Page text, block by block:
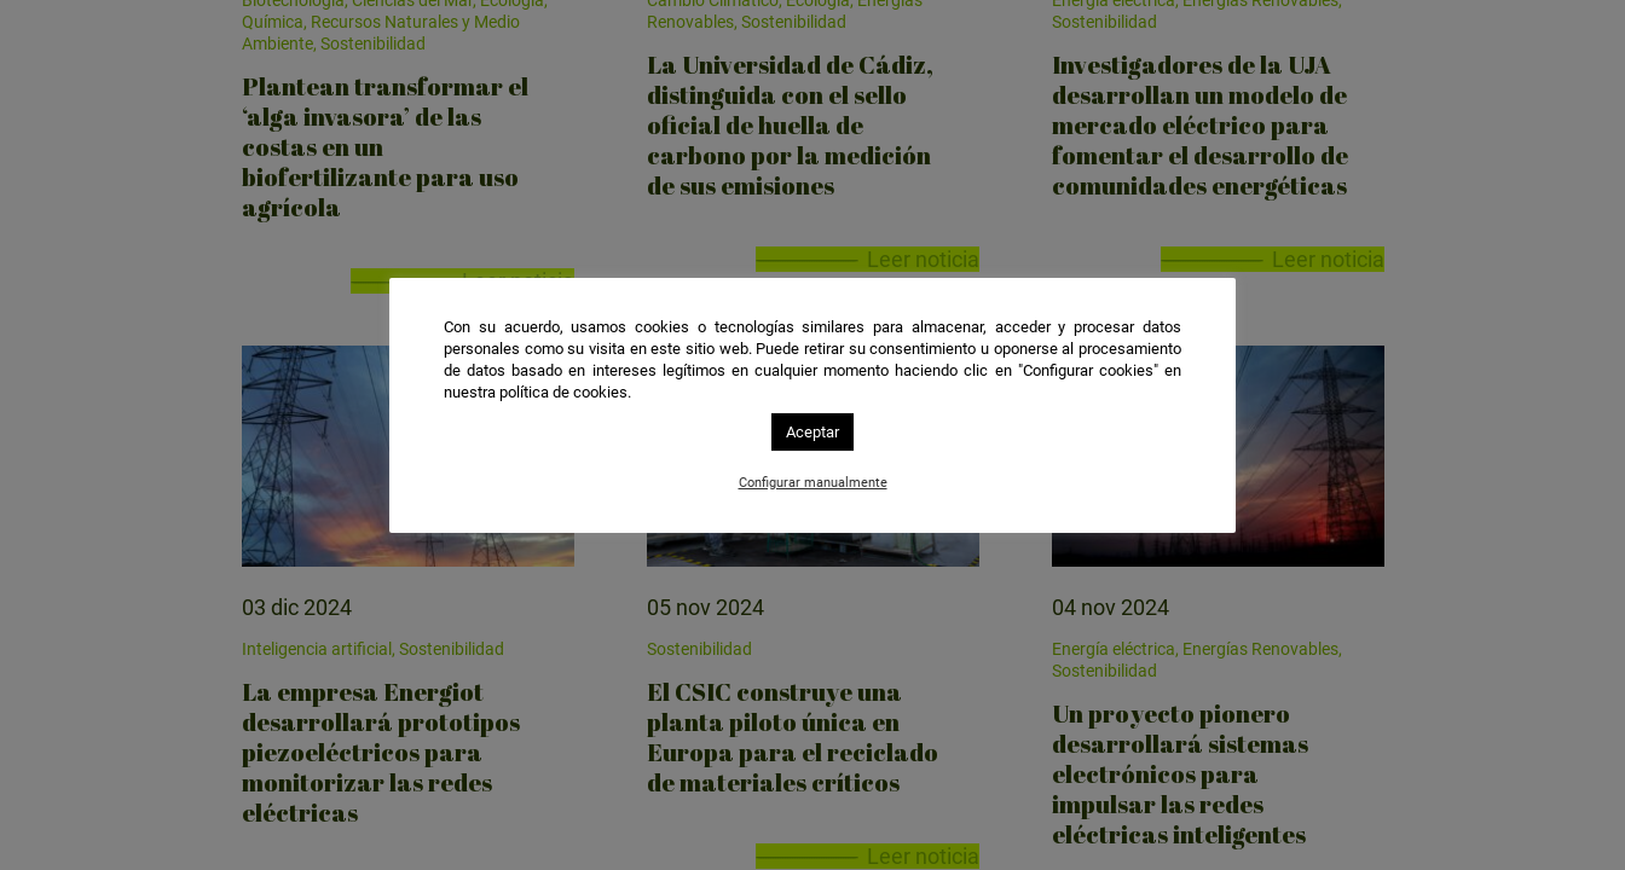
Química, Recursos Naturales y Medio
Ambiente, Sostenibilidad
Plantean transformar el
‘alga invasora’ de las
costas en un
biofertilizante para uso
agrícola
Leer noticia
Renovables, Sostenibilidad
La Universidad de Cádiz,
distinguida con el sello
oficial de huella de
carbono por la medición
de sus emisiones
Leer noticia
Sostenibilidad
Investigadores de la UJA
desarrollan un modelo de
mercado eléctrico para
fomentar el desarrollo de
comunidades energéticas
Leer noticia
03 dic 2024
Inteligencia artificial, Sostenibilidad
La empresa Energiot
desarrollará prototipos
piezoeléctricos para
monitorizar las redes
eléctricas
05 nov 2024
Sostenibilidad
El CSIC construye una
planta piloto única en
Europa para el reciclado
de materiales críticos
Leer noticia
04 nov 2024
Energía eléctrica, Energías Renovables,
Sostenibilidad
Un proyecto pionero
desarrollará sistemas
electrónicos para
impulsar las redes
eléctricas inteligentes
Con su acuerdo, usamos cookies o tecnologías similares para almacenar, acceder y procesar datos
personales como su visita en este sitio web. Puede retirar su consentimiento u oponerse al procesamiento
de datos basado en intereses legítimos en cualquier momento haciendo clic en "Configurar cookies" en
nuestra política de cookies.
Aceptar
Configurar manualmente